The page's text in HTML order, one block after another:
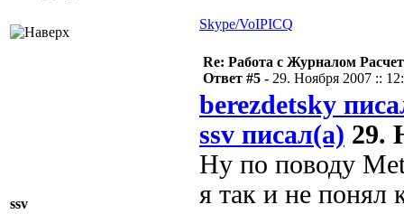
Skype/VoIPICQ
ssv
Re: Работа с Журналом
Ответ #5 - 29. Ноября 2007 ::
berezdetsky
ssv писал(а) 29.
Ну по поводу
я так и не понял